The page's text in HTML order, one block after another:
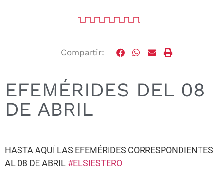
Compartir:
EFEMÉRIDES DEL 08
DE ABRIL
HASTA AQUÍ LAS EFEMÉRIDES CORRESPONDIENTES
AL 08 DE ABRIL #ELSIESTERO